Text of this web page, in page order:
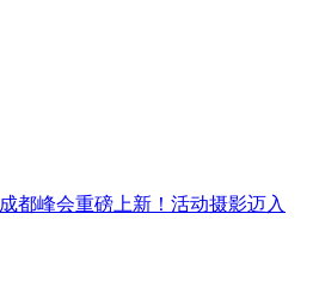
成都峰会重磅上新！活动摄影迈入